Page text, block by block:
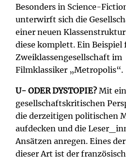
Besonders in Science-
unterwirft sich die
einer neuen
diese komplett. Ein Beispiel
Zweiklassengesellschaft im
Filmklassiker „Metropolis“.
U- ODER DYSTOPIE? Mit
gesellschaftskritischen
die derzeitigen politischen
aufdecken und die
Ansätzen anregen. Eines
dieser Art ist der